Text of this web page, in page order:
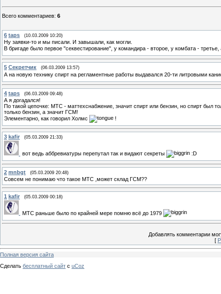
Всего комментариев: 6
6 taps (10.03.2009 10:20)
Ну заявки-то и мы писали. И завышали, как могли.
В бригаде было первое "секвестирование", у командира - второе, у комбата -
5 Секретчик (06.03.2009 13:57)
А на новую технику спирт на регламентные работы выдавался 20-ти литровыми
4 taps (06.03.2009 09:48)
А я догадался!
По такой цепочке: МТС - маттехснабжение, значит спирт или бензин, но спирт был
только бензин, а значит ГСМ!
Элементарно, как говорил Холмс
!
3 kafir (05.03.2009 21:33)
вот ведь аббревиатуры перепутал так и видают секреты :D
2 mnbgt (05.03.2009 20:48)
Совсем не понимаю что такое МТС ,может склад ГСМ??
1 kafir (05.03.2009 00:18)
МТС раньше было по крайней мере помню всё до 1979
Добавлять комментарии
[
Полная версия сайта
Сделать бесплатный сайт с uCoz